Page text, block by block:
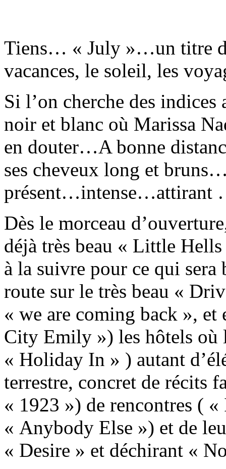
Tiens… « July »…un titre
vacances, le soleil, les
Si l’on cherche des
noir et blanc où Marissa
en douter…A bonne
ses cheveux long et
présent…intense…attirant
Dès le morceau
déjà très beau « Little
à la suivre pour ce qui
route sur le très beau «
« we are coming back »,
City Emily ») les hôtels où
« Holiday In » ) autant
terrestre, concret de récits
« 1923 ») de rencontres (
« Anybody Else ») et de
« Desire » et déchirant «